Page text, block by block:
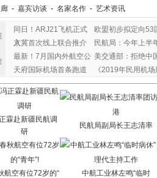
- 嘉宾访谈 - 名家名作 - 艺术资讯
同日！ARJ21飞机正式
入
欧盟初步拟定向53
京冀首次线上联合推介
民航局：今年上半
最新！7月国内外航空公 美交通部：拒绝中
天府国际机场首条跑道
《2019年民用机场
霖赴新疆民航调
研
民航局副局长王志清率
航空有位72岁的“ 中航工业林左鸣“临时